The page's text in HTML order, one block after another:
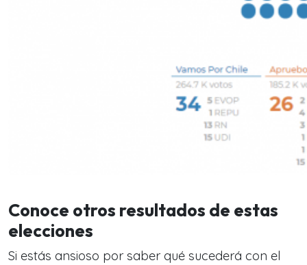
Conoce otros resultados de estas
elecciones
Si estás ansioso por saber qué sucederá con el